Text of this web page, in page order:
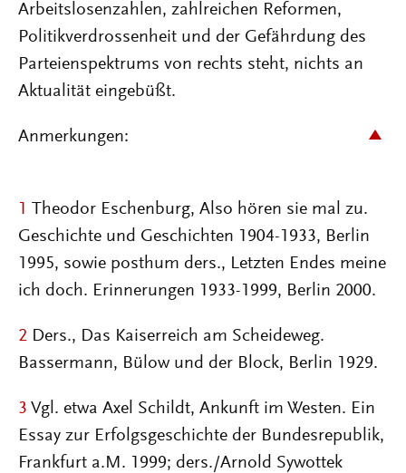
Arbeitslosenzahlen, zahlreichen Reformen,
Politikverdrossenheit und der Gefährdung des
Parteienspektrums von rechts steht, nichts an
Aktualität eingebüßt.
Anmerkungen:
1 Theodor Eschenburg, Also hören sie mal zu.
Geschichte und Geschichten 1904-1933, Berlin
1995, sowie posthum ders., Letzten Endes meine
ich doch. Erinnerungen 1933-1999, Berlin 2000.
2 Ders., Das Kaiserreich am Scheideweg.
Bassermann, Bülow und der Block, Berlin 1929.
3 Vgl. etwa Axel Schildt, Ankunft im Westen. Ein
Essay zur Erfolgsgeschichte der Bundesrepublik,
Frankfurt a.M. 1999; ders./Arnold Sywottek